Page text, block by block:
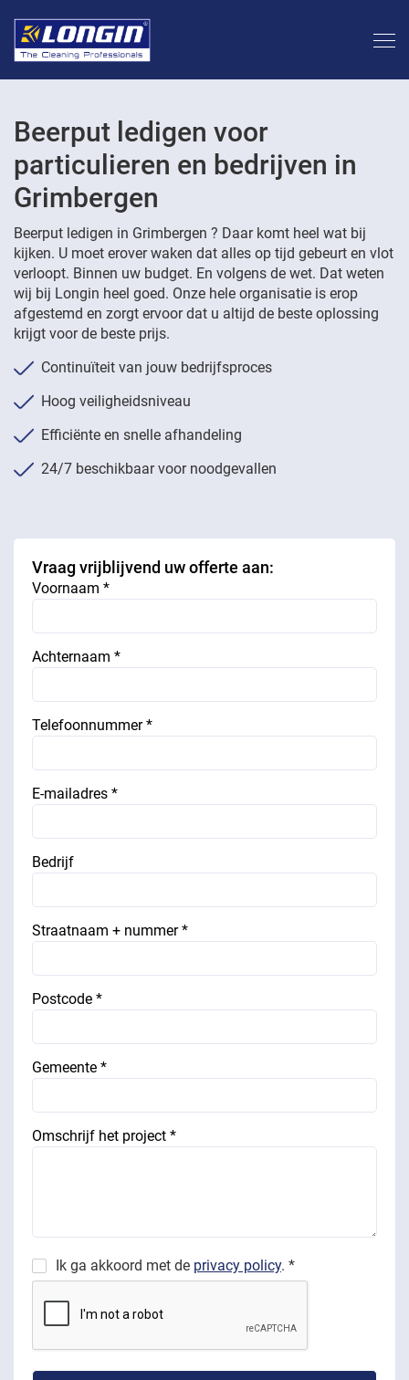
Beerput ledigen voor
particulieren en bedrijven in
Grimbergen
Beerput ledigen in Grimbergen ? Daar komt heel wat bij
kijken. U moet erover waken dat alles op tijd gebeurt en vlot
verloopt. Binnen uw budget. En volgens de wet. Dat weten
wij bij Longin heel goed. Onze hele organisatie is erop
afgestemd en zorgt ervoor dat u altijd de beste oplossing
krijgt voor de beste prijs.
Continuïteit van jouw bedrijfsproces
Hoog veiligheidsniveau
Efficiënte en snelle afhandeling
24/7 beschikbaar voor noodgevallen
Vraag vrijblijvend uw offerte aan:
Voornaam *
Achternaam *
Telefoonnummer *
E-mailadres *
Bedrijf
Straatnaam + nummer *
Postcode *
Gemeente *
Omschrijf het project *
Ik ga akkoord met de privacy policy. *